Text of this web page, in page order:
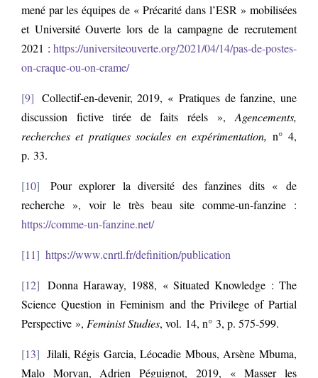
mené par les équipes de « Précarité dans l’ESR » mobilisées
et Université Ouverte lors de la campagne de recrutement
2021 : https://universiteouverte.org/2021/04/14/pas-de-postes-
on-craque-ou-on-crame/
9
Collectif-en-devenir, 2019, « Pratiques de fanzine, une
discussion fictive tirée de faits réels », Agencements,
recherches et pratiques sociales en expérimentation, n° 4,
p. 33.
10
Pour explorer la diversité des fanzines dits « de
recherche », voir le très beau site comme-un-fanzine :
https://comme-un-fanzine.net/
11 https://www.cnrtl.fr/definition/publication
12
Donna Haraway, 1988, « Situated Knowledge : The
Science Question in Feminism and the Privilege of Partial
Perspective », Feminist Studies, vol. 14, n° 3, p. 575-599.
13
Jilali, Régis Garcia, Léocadie Mbous, Arsène Mbuma,
Malo Morvan, Adrien Péguignot, 2019, « Masser les